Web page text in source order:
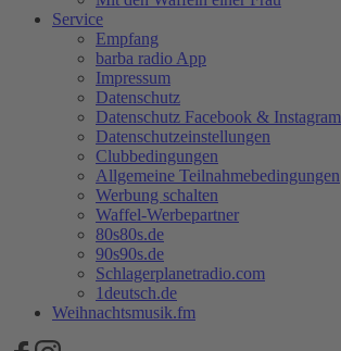
Service
Empfang
barba radio App
Impressum
Datenschutz
Datenschutz Facebook & Instagram
Datenschutzeinstellungen
Clubbedingungen
Allgemeine Teilnahmebedingungen
Werbung schalten
Waffel-Werbepartner
80s80s.de
90s90s.de
Schlagerplanetradio.com
1deutsch.de
Weihnachtsmusik.fm